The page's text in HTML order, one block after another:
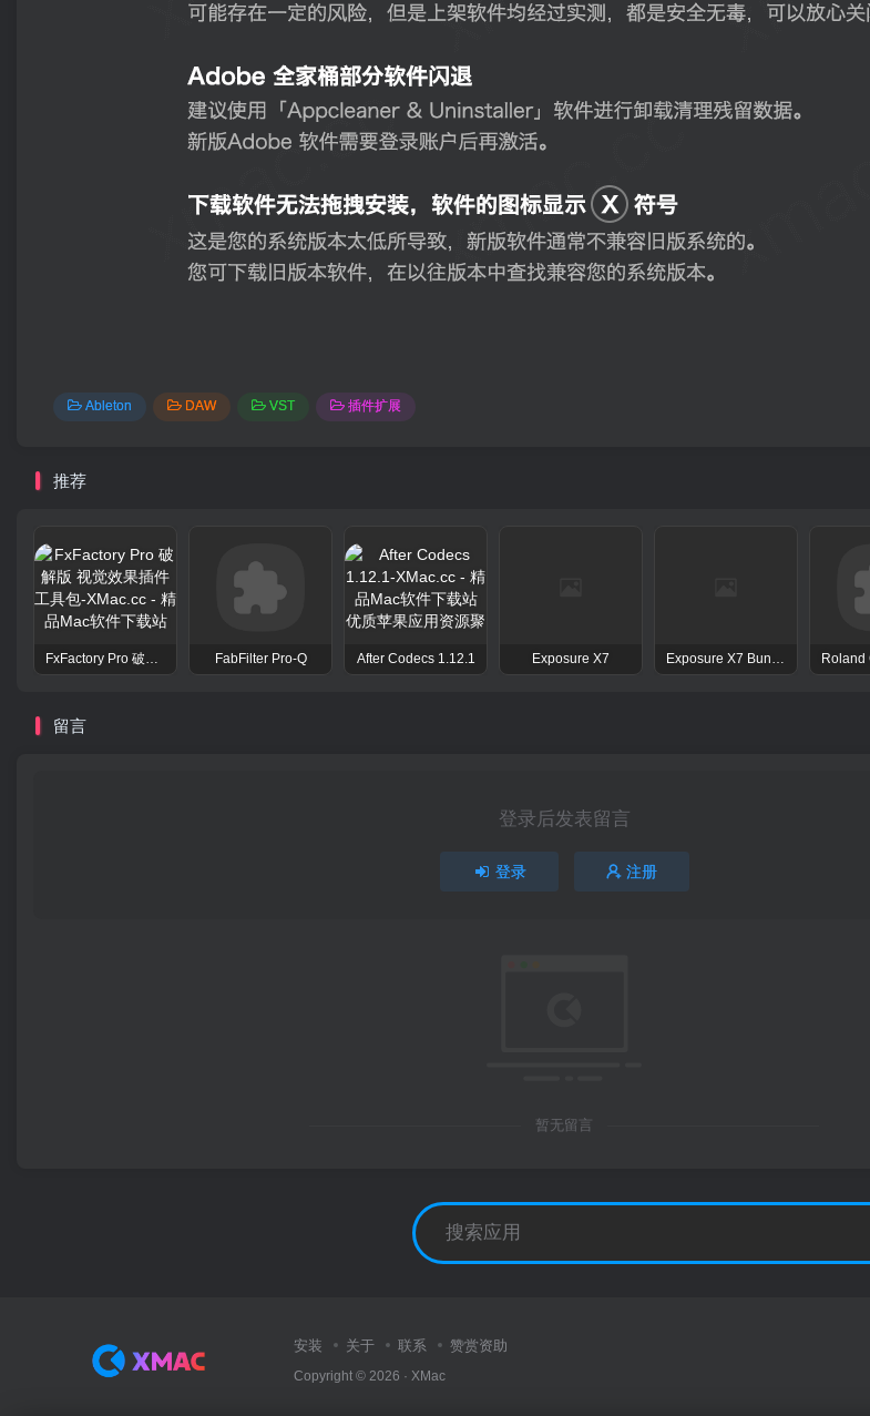
Ableton DAW VST 插件扩展
推荐
FxFactory Pro 破解版 视觉效果插件工具包 FabFilter Pro-Q After Codecs 1.12.1 Exposure X7 Exposure X7 Bundle
留言
登录后发表留言
登录 注册
暂无留言
安装 关于 联系 赞赏资助
Copyright © 2026 · XMac